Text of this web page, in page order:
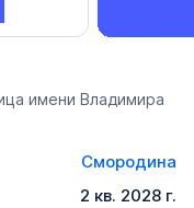
имени Владимира
Смородина
2 кв. 2028 г.